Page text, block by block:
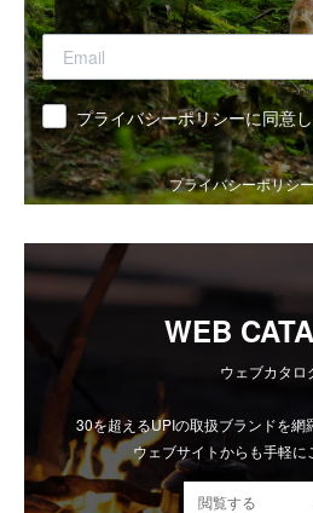
同意 プライバシーポリシーに同意
プライバシーポリシ
WEB
ウェブカタロ
30を超えるUPIの取扱ブランドを網
ウェブサイトからも手軽に
閲覧する